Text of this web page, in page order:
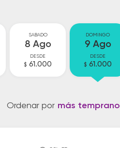
SABADO
8 Ago
DESDE
$ 61.000
DOMINGO
9 Ago
DESDE
$ 61.000
Ordenar por más temprano